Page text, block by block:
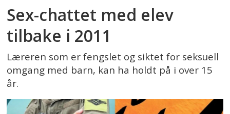
Sex-chattet med elev
tilbake i 2011
Læreren som er fengslet og siktet for seksuell
omgang med barn, kan ha holdt på i over 15
år.